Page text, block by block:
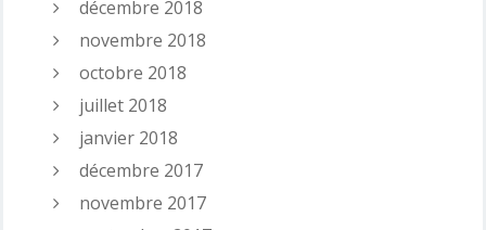
décembre 2018
novembre 2018
octobre 2018
juillet 2018
janvier 2018
décembre 2017
novembre 2017